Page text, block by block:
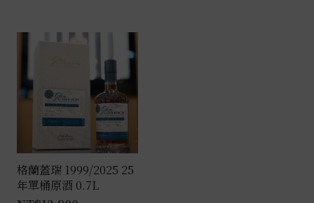
格蘭蓋瑞 1999/2025 25
年單桶原酒 0.7L